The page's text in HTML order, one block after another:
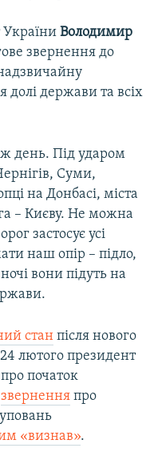
України Володимир
звернення до
долі держави та всіх
день. Під ударом
Суми,
на Донбасі, міста
– Києву. Не можна
застосує усі
наш опір – підло,
вони підуть на
стан після нового
лютого президент
початок
звернення про
«визнав».